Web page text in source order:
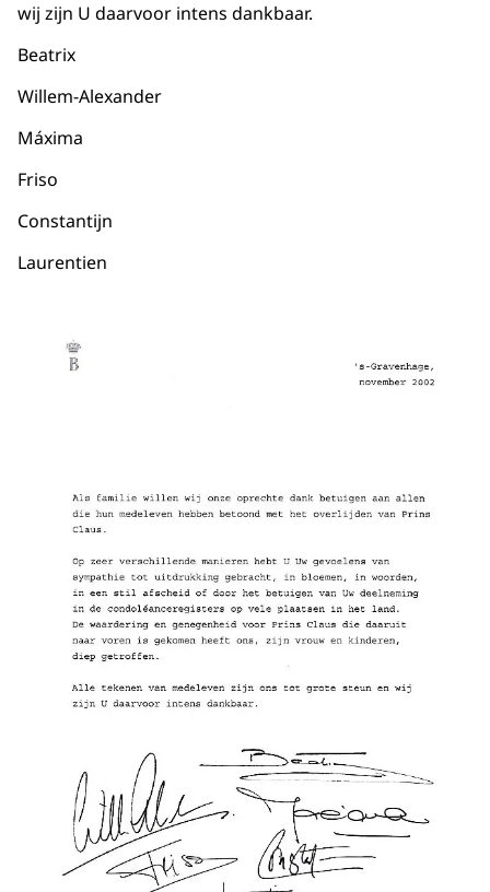
wij zijn U daarvoor intens dankbaar.
Beatrix
Willem-Alexander
Máxima
Friso
Constantijn
Laurentien